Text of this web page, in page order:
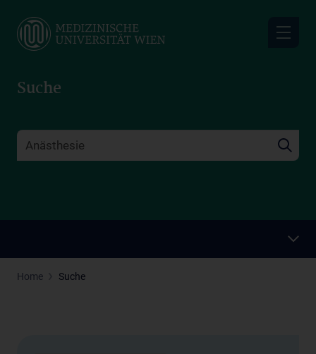
main
Suche
Home Suche